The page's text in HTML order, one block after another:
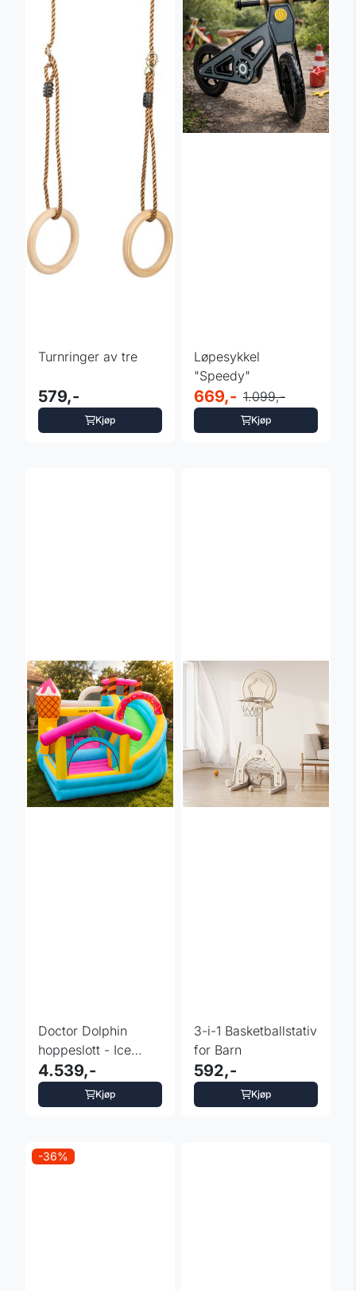
Turnringer av tre
579,-
Kjøp
Løpesykkel
"Speedy"
669,- 1.099,-
Kjøp
Doctor Dolphin
hoppeslott - Ice
Cream 450W
4.539,-
Kjøp
3-i-1 Basketballstativ
for Barn
592,-
Kjøp
-36%